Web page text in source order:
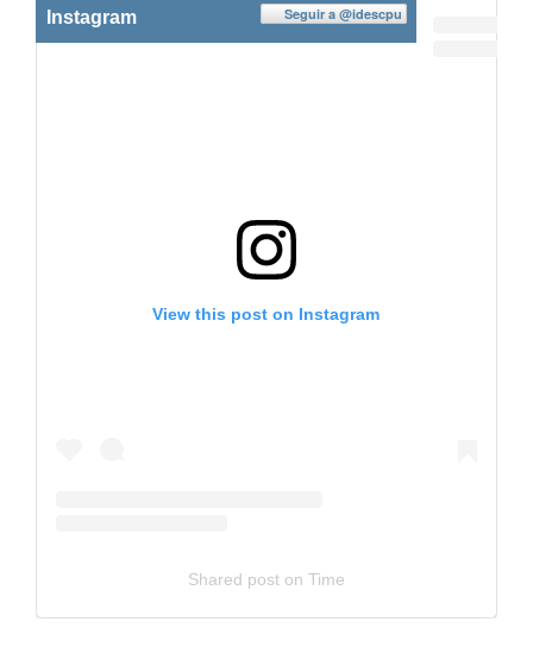
Instagram Seguir a @idescpu
View this post on Instagram
Shared poston Time